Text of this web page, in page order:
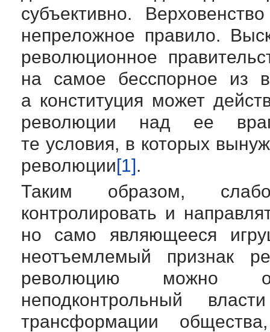
субъективно.
непреложное правило.
революционное
на самое бесспорное из
а конституция может
революции над ее
те условия, в которых
революции[1].
Таким образом,
контролировать и
но само являющееся
неотъемлемый признак
революцию можно
неподконтрольный
трансформации